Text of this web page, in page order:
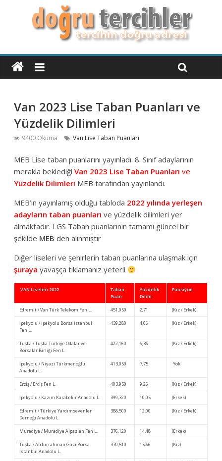
Van 2023 Lise Taban Puanları ve
Yüzdelik Dilimleri
9400 Okuma Van Lise Taban Puanları
MEB Lise taban puanlarını yayınladı. 8. Sınıf adaylarının
merakla beklediğiVan 2023 Lise Taban Puanları ve
Yüzdelik Dilimleri MEB tarafından yayınlandı.
MEB’in yayınlamış olduğu tabloda 2022 yılında yerleşen
adayların taban puanları ve yüzdelik dilimleri yer
almaktadır. LGS Taban puanlarının tamamı güncel bir
şekilde MEBden alınmıştır
Diğer liseleri ve şehirlerin taban puanlarına ulaşmak için
şuraya yavaşça tıklamanız yeterli
VAN Liseleri 2022
Taban
Puan
Yüzdelik
Dilim
Pansiyon
Edremit / Van Türk Telekom Fen L. 451,050 2,71 (Kız / Erkek)
İpekyolu / İpekyolu Borsa İstanbul
Fen L.
439,280 4,06 (Kız / Erkek)
Tuşba / Tuşba Türkiye Odalar ve
Borsalar Birliği Fen L.
422,160 6,36 (Kız / Erkek)
İpekyolu / Niyazi Türkmenoğlu
Anadolu L.
413,050 7,75 Yok
Erciş / Erciş Fen L. 403,950 9,26 (Kız / Erkek)
İpekyolu / Kazım Karabekir Anadolu L. 399,320 10,05 (Erkek)
Edremit / Türkiye Yardımsevenler
Derneği Anadolu L.
388,500 12,00 (Kız / Erkek)
Muradiye / Muradiye Alpaslan Fen L. 376,120 14,48 (Erkek)
Tuşba / Abdurrahman Gazi Borsa
İstanbul Anadolu L.
370,510 15,66 (Kız)